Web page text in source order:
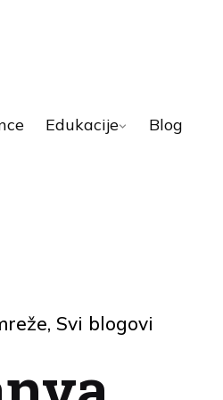
Edukacije Blog
Svi blogovi